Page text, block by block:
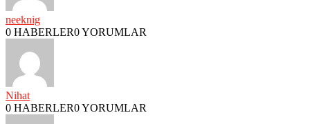
neeknig
0 HABERLER0 YORUMLAR
Nihat
0 HABERLER0 YORUMLAR